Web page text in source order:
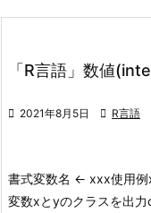
「R言語」数値
 2021年8月5日  R言語
書式変数名 <- xxx使用例
変数xとyのクラスを出